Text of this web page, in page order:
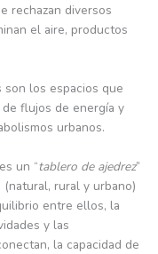
rechazan diversos
el aire, productos
los espacios que
flujos de energía y
urbanos.
un “tablero de ajedrez”
rural y urbano)
entre ellos, la
y las
la capacidad de